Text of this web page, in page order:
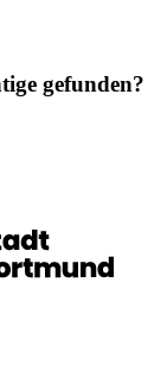
gefunden?